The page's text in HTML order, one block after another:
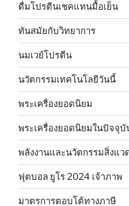
ดื่มโปรตีนเชคแทนมื้อเย็น
ทันสมัยกับวิทยาการ
นมเวย์โปรตีน
นวัตกรรมเทคโนโลยีวันนี้
พระเครื่องยอดนิยม
พระเครื่องยอดนิยมในปัจจุบั
พลังงานและนวัตกรรมสิ่งแว
ฟุตบอล ยูโร 2024 เจ้าภาพ
มาตรการตอบโต้ทางภาษี